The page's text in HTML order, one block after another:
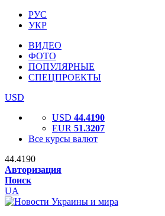
РУС
УКР
ВИДЕО
ФОТО
ПОПУЛЯРНЫЕ
СПЕЦПРОЕКТЫ
USD
USD 44.4190
EUR 51.3207
Все курсы валют
44.4190
Авторизация
Поиск
UA